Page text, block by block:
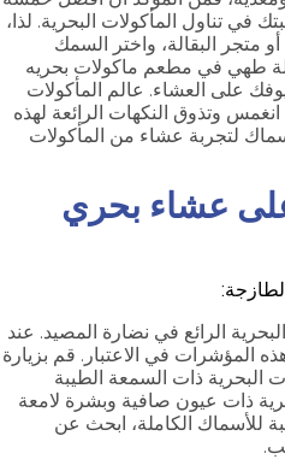
تناول المأكولات البحرية. لذا،
البقالة، واختر السمك
طهي في مطعم ماكولات بحريه
على العشاء. عالم المأكولات
وتذوق النكهات الرائعة لهذه
لتجربة عشاء من المأكولات
عشاء بحري
الرائع في نضارة المصيد. عند
المؤشرات في الاعتبار. قم بزيارة
البحرية ذات السمعة الطيبة
ذات عيون صافية وبشرة لامعة
للأسماك الكاملة، ابحث عن